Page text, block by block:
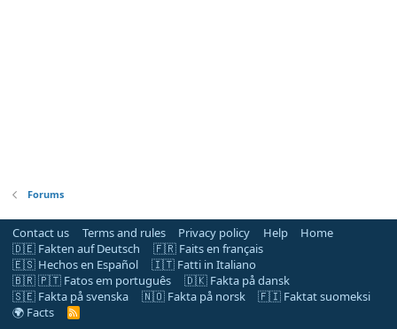
Forums
Contact us Terms and rules Privacy policy Help
Home
🇩🇪 Fakten auf Deutsch
🇫🇷 Faits en français
🇪🇸 Hechos en Español
🇮🇹 Fatti in Italiano
🇧🇷 🇵🇹 Fatos em português
🇩🇰 Fakta på dansk
🇸🇪 Fakta på svenska
🇳🇴 Fakta på norsk
🇫🇮 Faktat suomeksi
🌍 Facts
R